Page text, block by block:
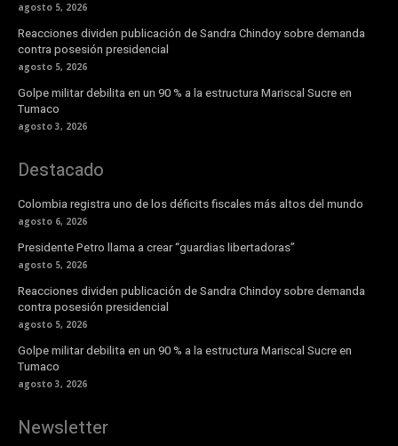
agosto 5, 2026
Reacciones dividen publicación de Sandra Chindoy sobre demanda
contra posesión presidencial
agosto 5, 2026
Golpe militar debilita en un 90 % a la estructura Mariscal Sucre en
Tumaco
agosto 3, 2026
Destacado
Colombia registra uno de los déficits fiscales más altos del mundo
agosto 6, 2026
Presidente Petro llama a crear “guardias libertadoras”
agosto 5, 2026
Reacciones dividen publicación de Sandra Chindoy sobre demanda
contra posesión presidencial
agosto 5, 2026
Golpe militar debilita en un 90 % a la estructura Mariscal Sucre en
Tumaco
agosto 3, 2026
Newsletter